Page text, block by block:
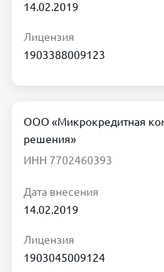
14.02.2019
Лицензия
1903388009123
ООО «Микрокредитная
решения»
ИНН 7702460393
Дата внесения
14.02.2019
Лицензия
1903045009124